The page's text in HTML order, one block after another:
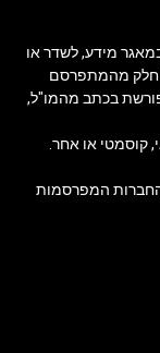
מידע, לשדר או
חלק מהמתפרסם
בכתב מהמו"ל,
קוסמטי או אחר.
החברות המפרסמות